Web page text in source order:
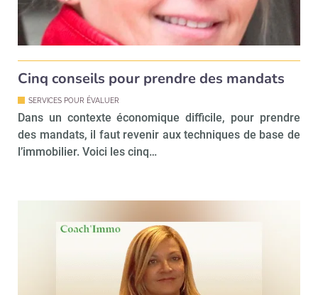
Cinq conseils pour prendre des mandats
SERVICES POUR ÉVALUER
Dans un contexte économique difficile, pour prendre
des mandats, il faut revenir aux techniques de base de
l’immobilier. Voici les cinq…